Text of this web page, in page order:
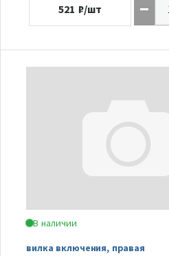
521 ₽/шт
В наличии
вилка включения, правая